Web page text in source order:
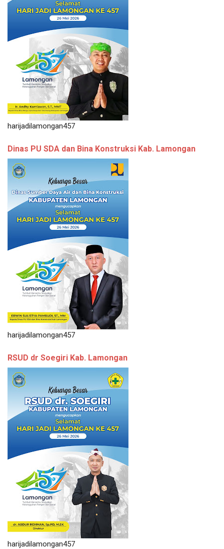
harijadilamongan457
Dinas PU SDA dan Bina Konstruksi Kab. Lamongan
harijadilamongan457
RSUD dr Soegiri Kab. Lamongan
harijadilamongan457